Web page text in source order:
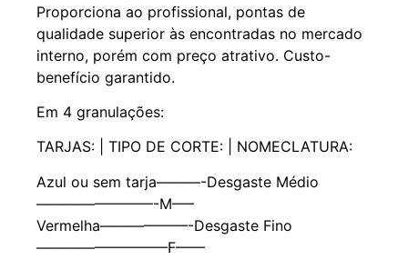
Proporciona ao profissional, pontas de
qualidade superior às encontradas no mercado
interno, porém com preço atrativo. Custo-
benefício garantido.
Em 4 granulações:
TARJAS: | TIPO DE CORTE: | NOMECLATURA:
Azul ou sem tarja———-Desgaste Médio
————————-M—–
Vermelha——————-Desgaste Fino
—————————F——